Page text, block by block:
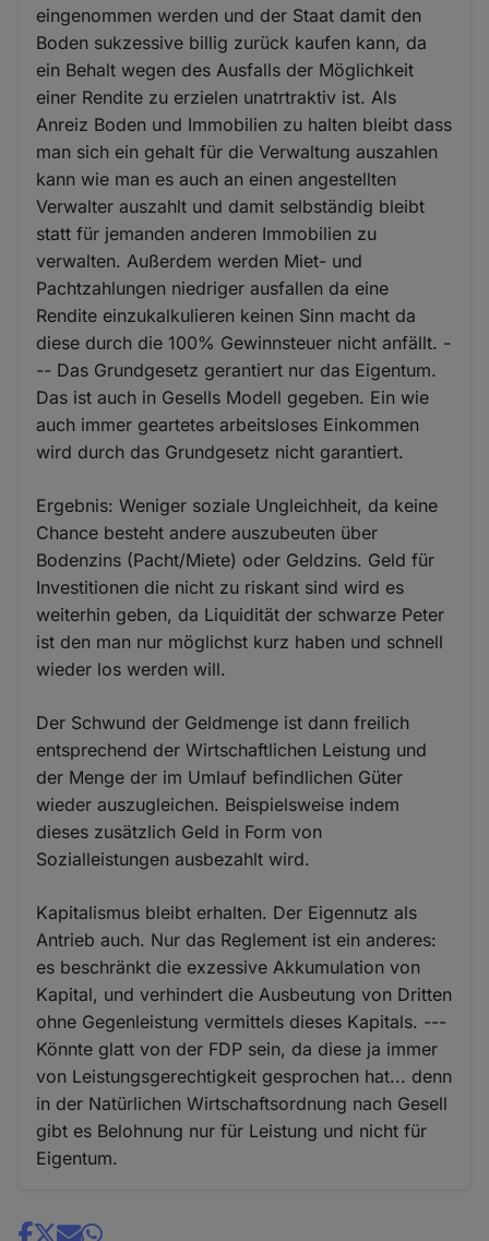
eingenommen werden und der Staat damit den
Boden sukzessive billig zurück kaufen kann, da
ein Behalt wegen des Ausfalls der Möglichkeit
einer Rendite zu erzielen unatrtraktiv ist. Als
Anreiz Boden und Immobilien zu halten bleibt dass
man sich ein gehalt für die Verwaltung auszahlen
kann wie man es auch an einen angestellten
Verwalter auszahlt und damit selbständig bleibt
statt für jemanden anderen Immobilien zu
verwalten. Außerdem werden Miet- und
Pachtzahlungen niedriger ausfallen da eine
Rendite einzukalkulieren keinen Sinn macht da
diese durch die 100% Gewinnsteuer nicht anfällt. -
-- Das Grundgesetz gerantiert nur das Eigentum.
Das ist auch in Gesells Modell gegeben. Ein wie
auch immer geartetes arbeitsloses Einkommen
wird durch das Grundgesetz nicht garantiert.
Ergebnis: Weniger soziale Ungleichheit, da keine
Chance besteht andere auszubeuten über
Bodenzins (Pacht/Miete) oder Geldzins. Geld für
Investitionen die nicht zu riskant sind wird es
weiterhin geben, da Liquidität der schwarze Peter
ist den man nur möglichst kurz haben und schnell
wieder los werden will.
Der Schwund der Geldmenge ist dann freilich
entsprechend der Wirtschaftlichen Leistung und
der Menge der im Umlauf befindlichen Güter
wieder auszugleichen. Beispielsweise indem
dieses zusätzlich Geld in Form von
Sozialleistungen ausbezahlt wird.
Kapitalismus bleibt erhalten. Der Eigennutz als
Antrieb auch. Nur das Reglement ist ein anderes:
es beschränkt die exzessive Akkumulation von
Kapital, und verhindert die Ausbeutung von Dritten
ohne Gegenleistung vermittels dieses Kapitals. ---
Könnte glatt von der FDP sein, da diese ja immer
von Leistungsgerechtigkeit gesprochen hat... denn
in der Natürlichen Wirtschaftsordnung nach Gesell
gibt es Belohnung nur für Leistung und nicht für
Eigentum.